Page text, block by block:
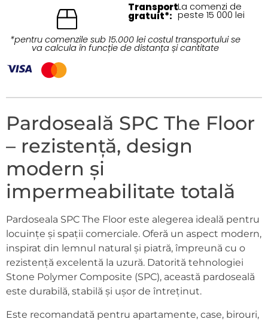
Transport
gratuit*:
La comenzi de
peste 15 000 lei
*pentru comenzile sub 15.000 lei costul transportului se
va calcula în funcție de distanța și cantitate
Pardoseală SPC The Floor
– rezistență, design
modern și
impermeabilitate totală
Pardoseala SPC The Floor este alegerea ideală pentru
locuințe și spații comerciale. Oferă un aspect modern,
inspirat din lemnul natural și piatră, împreună cu o
rezistență excelentă la uzură. Datorită tehnologiei
Stone Polymer Composite (SPC), această pardoseală
este durabilă, stabilă și ușor de întreținut.
Este recomandată pentru apartamente, case, birouri,